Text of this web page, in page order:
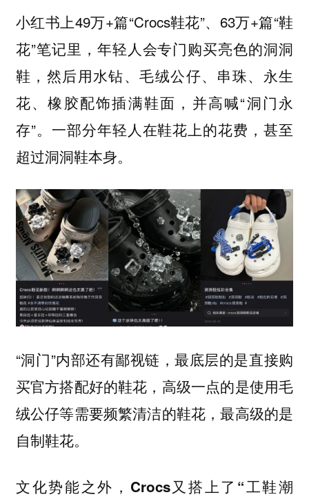
小红书上49万+篇“Crocs鞋花”、63万+篇“鞋
花”笔记里，年轻人会专门购买亮色的洞洞
鞋，然后用水钻、毛绒公仔、串珠、永生
花、橡胶配饰插满鞋面，并高喊“洞门永
存”。一部分年轻人在鞋花上的花费，甚至
超过洞洞鞋本身。
“洞门”内部还有鄙视链，最底层的是直接购
买官方搭配好的鞋花，高级一点的是使用毛
绒公仔等需要频繁清洁的鞋花，最高级的是
自制鞋花。
文化势能之外， Crocs又搭上了“工鞋潮